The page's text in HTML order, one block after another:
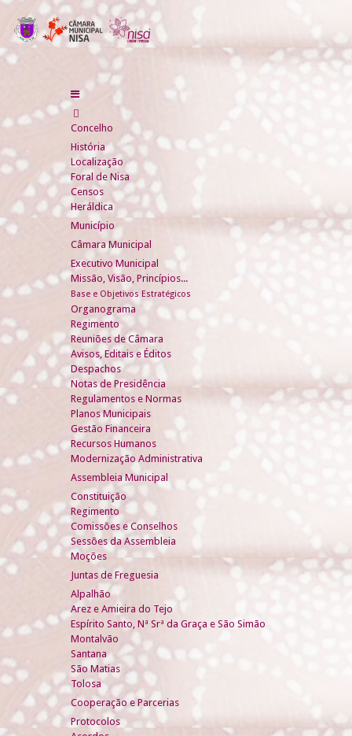
Concelho
História
Localização
Foral de Nisa
Censos
Heráldica
Município
Câmara Municipal
Executivo Municipal
Missão, Visão, Princípios...
Base e Objetivos Estratégicos
Organograma
Regimento
Reuniões de Câmara
Avisos, Editais e Éditos
Despachos
Notas de Presidência
Regulamentos e Normas
Planos Municipais
Gestão Financeira
Recursos Humanos
Modernização Administrativa
Assembleia Municipal
Constituição
Regimento
Comissões e Conselhos
Sessões da Assembleia
Moções
Juntas de Freguesia
Alpalhão
Arez e Amieira do Tejo
Espírito Santo, Nª Srª da Graça e São Simão
Montalvão
Santana
São Matias
Tolosa
Cooperação e Parcerias
Protocolos